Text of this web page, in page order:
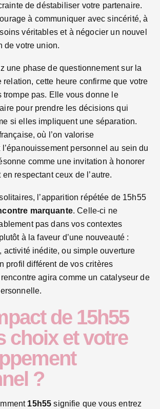
de déstabiliser votre partenaire.
à communiquer avec sincérité, à
véritables et à négocier un nouvel
de votre union.
une phase de questionnement sur la
relation, cette heure confirme que votre
trompe pas. Elle vous donne le
pour prendre les décisions qui
si elles impliquent une séparation.
où l’on valorise
personnel au sein du
comme une invitation à honorer
respectant ceux de l’autre.
l’apparition répétée de 15h55
marquante. Celle-ci ne
pas dans vos contextes
à la faveur d’une nouveauté :
activité inédite, ou simple ouverture
profil différent de vos critères
agira comme un catalyseur de
de 15h55
choix et votre
?
15h55 signifie que vous entrez